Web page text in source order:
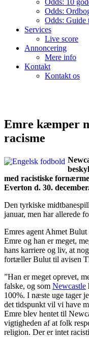
Odds:
Odds: Guide
Services
Live score
Annoncering
Mere info
Kontakt
Kontakt os
Emre kæmper
racisme
med racistiske
Everton d. 30.
Den tyrkiske
januar, men har allerede
Emres agent Ahmet Bulut
Emre og han er meget,
hans karriere og liv, at
fortæller Bulut til avisen
”Han er meget oprevet,
falske, og som Newcastle
100%. I næste uge tager
det tidspunkt vil vi have
Emre blev hentet til
vigtigheden af at folk
religion. Der er intet